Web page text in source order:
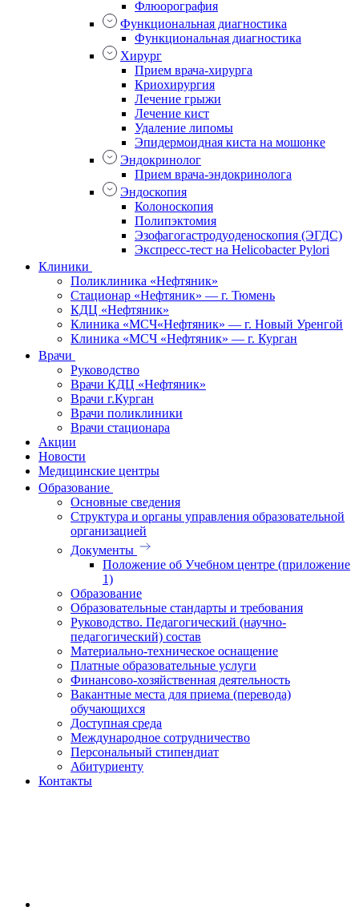
Флюорография
Функциональная диагностика
Функциональная диагностика
Хирург
Прием врача-хирурга
Криохирургия
Лечение грыжи
Лечение кист
Удаление липомы
Эпидермоидная киста на мошонке
Эндокринолог
Прием врача-эндокринолога
Эндоскопия
Колоноскопия
Полипэктомия
Эзофагогастродуоденоскопия (ЭГДС)
Экспресс-тест на Helicobacter Pylori
Клиники
Поликлиника «Нефтяник»
Стационар «Нефтяник» — г. Тюмень
КДЦ «Нефтяник»
Клиника «МСЧ«Нефтяник» — г. Новый Уренгой
Клиника «МСЧ «Нефтяник» — г. Курган
Врачи
Руководство
Врачи КДЦ «Нефтяник»
Врачи г.Курган
Врачи поликлиники
Врачи стационара
Акции
Новости
Медицинские центры
Образование
Основные сведения
Структура и органы управления образовательной
организацией
Документы
Положение об Учебном центре (приложение
1)
Образование
Образовательные стандарты и требования
Руководство. Педагогический (научно-
педагогический) состав
Материально-техническое оснащение
Платные образовательные услуги
Финансово-хозяйственная деятельность
Вакантные места для приема (перевода)
обучающихся
Доступная среда
Международное сотрудничество
Персональный стипендиат
Абитуриенту
Контакты